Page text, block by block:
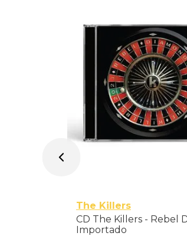
The Killers
CD The Killers - Rebel
Importado